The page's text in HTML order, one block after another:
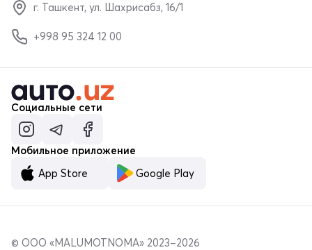
г. Ташкент, ул. Шахрисабз, 16/1
+998 95 324 12 00
Социальные сети
Мобильное приложение
App Store
Google Play
© ООО «MALUMOTNOMA» 2023–2026